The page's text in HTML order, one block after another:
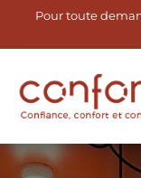
contenu
Pour toute